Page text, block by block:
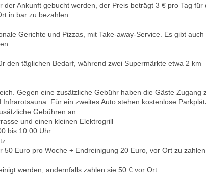
Ankunft gebucht werden, der Preis beträgt 3 € pro Tag für
in bar zu bezahlen.
Gerichte und Pizzas, mit Take-away-Service. Es gibt auch
den täglichen Bedarf, während zwei Supermärkte etwa 2 km
Gegen eine zusätzliche Gebühr haben die Gäste Zugang
Für ein zweites Auto stehen kostenlose
Gebühren an.
und einen kleinen Elektrogrill
bis 10.00 Uhr
Euro pro Woche + Endreinigung 20 Euro, vor Ort zu
werden, andernfalls zahlen sie 50 € vor Ort